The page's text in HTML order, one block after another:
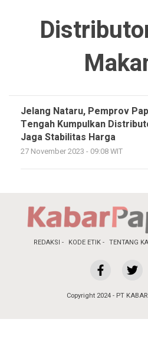
Jelang Nataru, Pemprov
Tengah Kumpulkan
Jaga Stabilitas Harga
27 November 2023 - 09:08 WIT
REDAKSI KODE ETIK TENTANG
Copyright 2024 - PT